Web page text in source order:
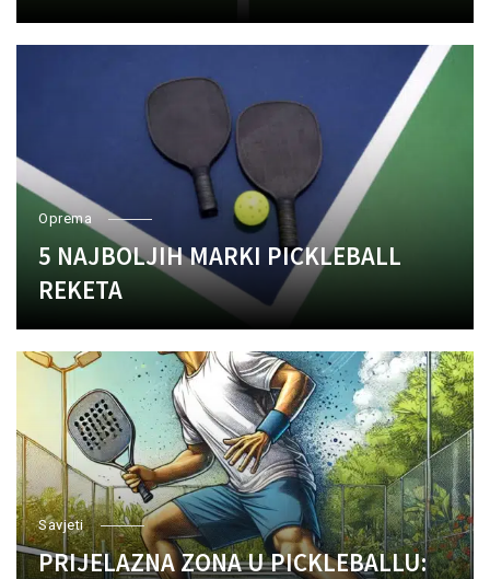
Oprema
5 NAJBOLJIH MARKI PICKLEBALL
REKETA
Savjeti
PRIJELAZNA ZONA U PICKLEBALLU: